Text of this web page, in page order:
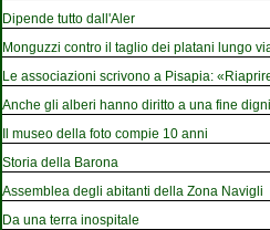
Dipende tutto dall'Aler
Monguzzi contro il taglio dei platani lungo
Le associazioni scrivono a Pisapia:
Anche gli alberi hanno diritto a una fine
Il museo della foto compie 10 anni
Storia della Barona
Assemblea degli abitanti della Zona Navigli
Da una terra inospitale